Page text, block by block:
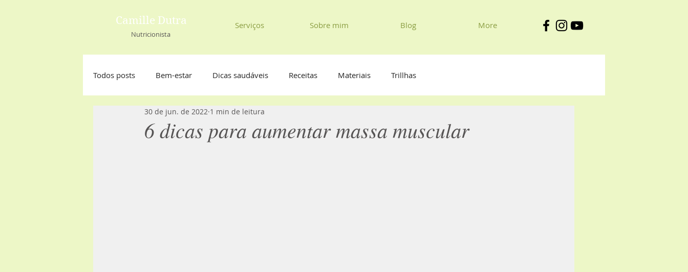
Camille Dutra
Nutricionista
Serviços Sobre mim Blog More
Todos posts Bem-estar Dicas saudáveis Receitas Materiais Trillhas
6 dicas para aumentar massa muscular
30 de jun. de 2022 1 min de leitura